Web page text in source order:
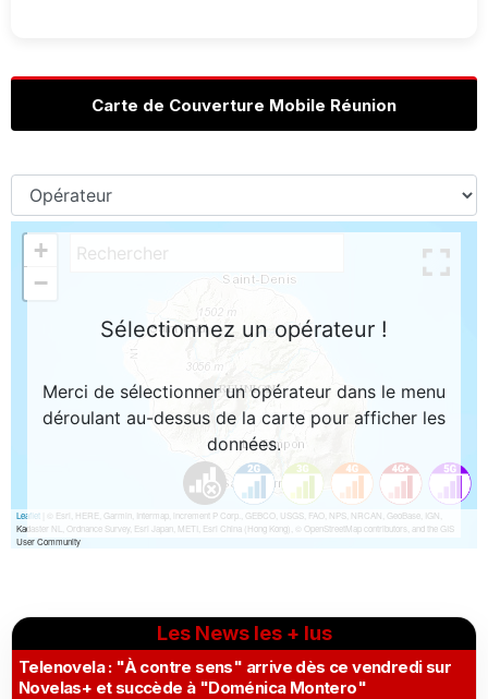
Carte de Couverture Mobile Réunion
Les News les + lus
Telenovela : "À contre sens" arrive dès ce vendredi sur
Novelas+ et succède à "Doménica Montero"